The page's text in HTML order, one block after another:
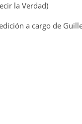
la Verdad)
a cargo de